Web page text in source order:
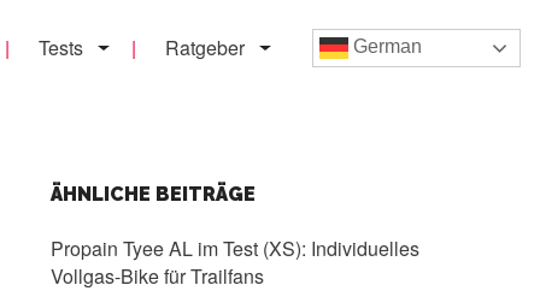
Tests Ratgeber German
ÄHNLICHE BEITRÄGE
Propain Tyee AL im Test (XS): Individuelles
Vollgas-Bike für Trailfans